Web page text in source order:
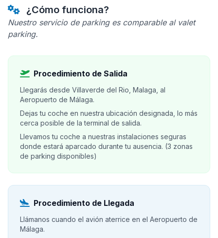
¿Cómo funciona?
Nuestro servicio de parking es comparable al valet
parking.
Procedimiento de Salida
Llegarás desde Villaverde del Rio, Malaga, al
Aeropuerto de Málaga.
Dejas tu coche en nuestra ubicación designada, lo más
cerca posible de la terminal de salida.
Llevamos tu coche a nuestras instalaciones seguras
donde estará aparcado durante tu ausencia. (3 zonas
de parking disponibles)
Procedimiento de Llegada
Llámanos cuando el avión aterrice en el Aeropuerto de
Málaga.